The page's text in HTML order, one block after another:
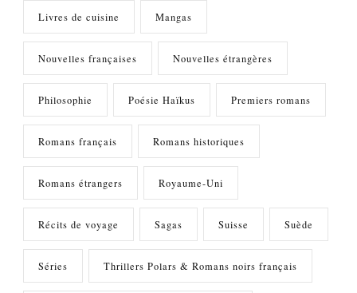
Livres de cuisine Mangas
Nouvelles françaises Nouvelles étrangères
Philosophie Poésie Haïkus Premiers romans
Romans français Romans historiques
Romans étrangers Royaume-Uni
Récits de voyage Sagas Suisse Suède
Séries Thrillers Polars & Romans noirs français